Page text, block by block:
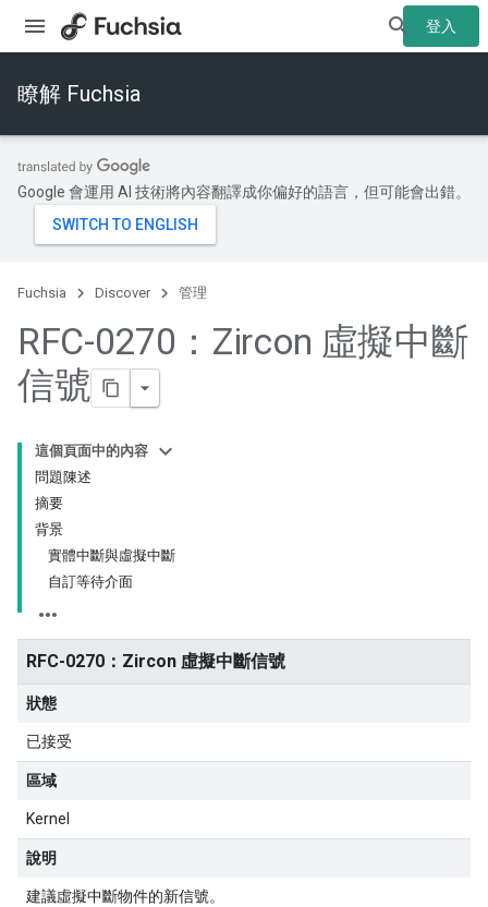
登入
瞭解 Fuchsia
Google 會運用 AI 技術將內容翻譯成你偏好的語言，但可能會出錯。
Fuchsia Discover 管理
RFC-0270：Zircon 虛擬中斷
信號
這個頁面中的內容
問題陳述
摘要
背景
實體中斷與虛擬中斷
自訂等待介面
RFC-0270：Zircon 虛擬中斷信號
狀態
已接受
區域
Kernel
說明
建議虛擬中斷物件的新信號。